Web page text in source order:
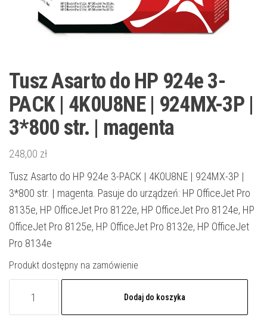
Tusz Asarto do HP 924e 3-
PACK | 4K0U8NE | 924MX-3P |
3*800 str. | magenta
248,00 zł
Tusz Asarto do HP 924e 3-PACK | 4K0U8NE | 924MX-3P |
3*800 str. | magenta. Pasuje do urządzeń: HP OfficeJet Pro
8135e, HP OfficeJet Pro 8122e, HP OfficeJet Pro 8124e, HP
OfficeJet Pro 8125e, HP OfficeJet Pro 8132e, HP OfficeJet
Pro 8134e
Produkt dostępny na zamówienie
Dodaj do koszyka